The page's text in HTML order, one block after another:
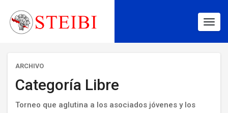
ARCHIVO
Categoría Libre
Torneo que aglutina a los asociados jóvenes y los